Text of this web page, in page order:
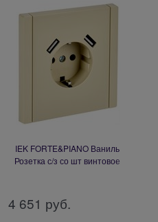
IEK FORTE&PIANO Ваниль
Розетка с/з со шт винтовое
4 651 руб.